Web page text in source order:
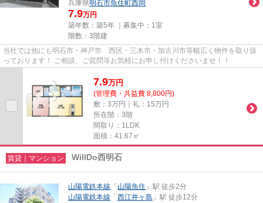
兵庫県明石市魚住町西岡
7.9万円
築年数：築5年 ｜募集中： 1室
階数：3階建
当社では他にも明石市・神戸市 西区・三木市・加古川市等幅広く物件を取り扱
っております！ ご相談、ご質問等お気軽にお申し付けくださいませ！！
7.9万円
(管理費・共益費 8,800円)
敷：3万円｜礼：15万円
所在階：3階
間取り：1LDK
面積：41.67㎡
賃貸｜マンション WillDo西明石
山陽電鉄本線 「 山陽魚住 」駅 徒歩2分
山陽電鉄本線 「 西江井ヶ島 」駅 徒歩12分